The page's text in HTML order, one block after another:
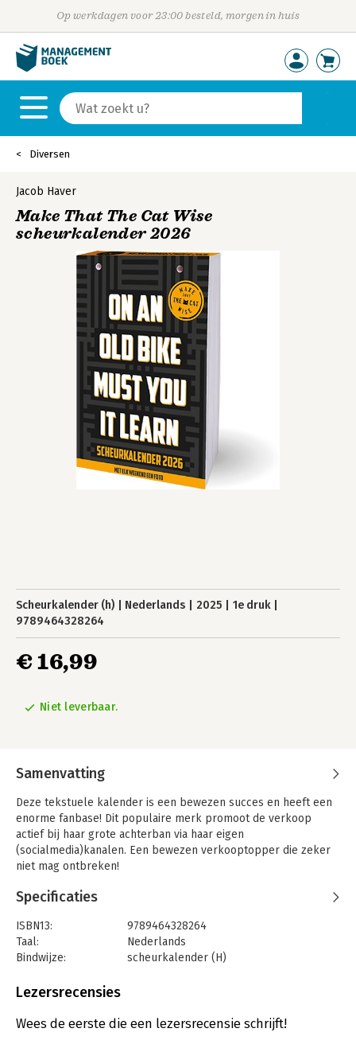
Op werkdagen voor 23:00 besteld, morgen in huis
Diversen
Jacob Haver
Make That The Cat Wise
scheurkalender 2026
Scheurkalender (h) Nederlands 2025
1e druk
9789464328264
€ 16,99
Niet leverbaar.
Samenvatting
Deze tekstuele kalender is een bewezen succes en heeft een
enorme fanbase! Dit populaire merk promoot de verkoop
actief bij haar grote achterban via haar eigen
(socialmedia)kanalen. Een bewezen verkooptopper die zeker
niet mag ontbreken!
Specificaties
ISBN13:
9789464328264
Taal:
Nederlands
Bindwijze:
scheurkalender (H)
Uitgever:
Verschijningsdatum:
20-8-2025
Lezersrecensies
Wees de eerste die een lezersrecensie schrijft!